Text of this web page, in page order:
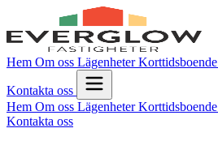
Hem Om oss LägenheterKorttidsboende
Kontakta oss
Hem Om oss LägenheterKorttidsboende
Kontakta oss